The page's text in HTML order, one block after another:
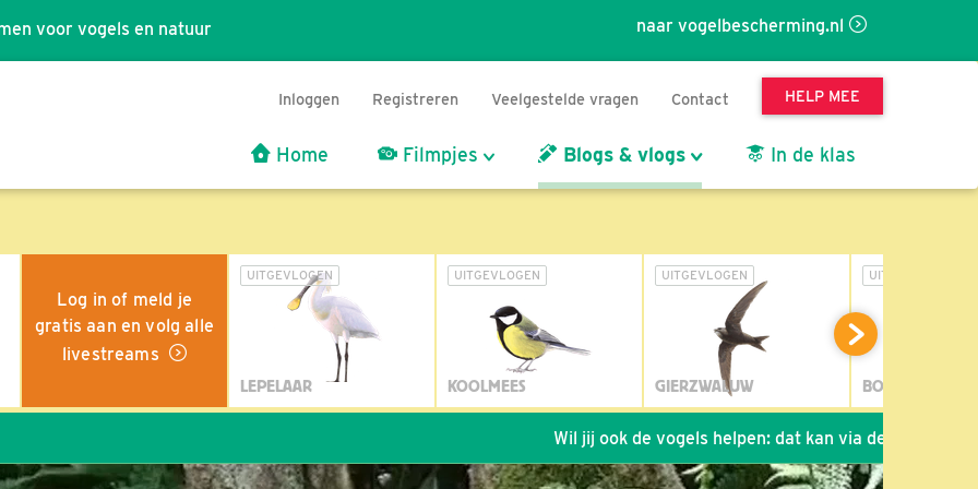
naar vogelbescherming.nl
voor vogels en natuur
Inloggen Registreren Veelgestelde vragen Contact HELP MEE
Home Filmpjes Blogs & vlogs In de klas
Log in of meld je
gratis aan en volg alle
livestreams
UITGEVLOGEN
LEPELAAR
UITGEVLOGEN
KOOLMEES
UITGEVLOGEN
GIERZWALUW
UITGEVLOGEN
BOSUIL
Wil jij ook de vogels helpen: dat kan via de link! *